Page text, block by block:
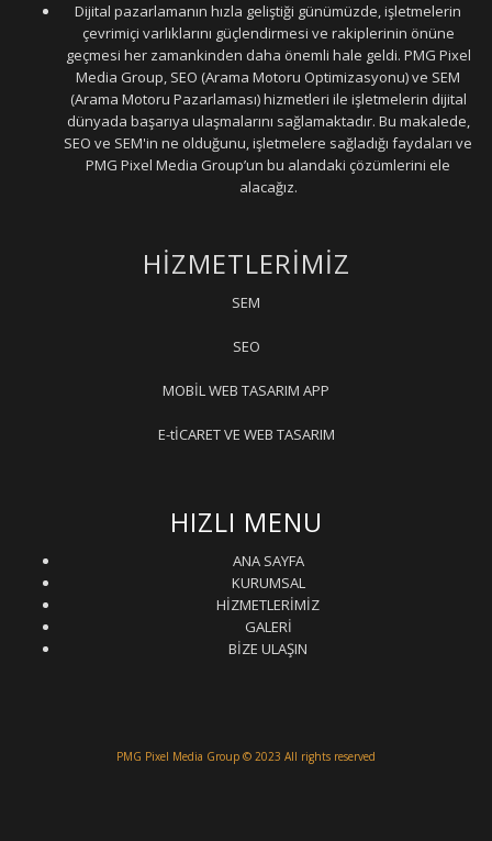
Dijital pazarlamanın hızla geliştiği günümüzde, işletmelerin
çevrimiçi varlıklarını güçlendirmesi ve rakiplerinin önüne
geçmesi her zamankinden daha önemli hale geldi. PMG Pixel
Media Group, SEO (Arama Motoru Optimizasyonu) ve SEM
(Arama Motoru Pazarlaması) hizmetleri ile işletmelerin dijital
dünyada başarıya ulaşmalarını sağlamaktadır. Bu makalede,
SEO ve SEM'in ne olduğunu, işletmelere sağladığı faydaları ve
PMG Pixel Media Group’un bu alandaki çözümlerini ele
alacağız.
HİZMETLERİMİZ
SEM
SEO
MOBİL WEB TASARIM APP
E-tİCARET VE WEB TASARIM
HIZLI MENU
ANA SAYFA
KURUMSAL
HİZMETLERİMİZ
GALERİ
BİZE ULAŞIN
PMG Pixel Media Group © 2023 All rights reserved